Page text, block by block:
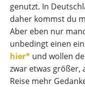
genutzt. In
daher kommst du
Aber eben nur
unbedingt einen
hier* und wollen
zwar etwas größer,
Reise mehr